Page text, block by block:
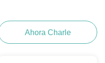
Ahora Charle